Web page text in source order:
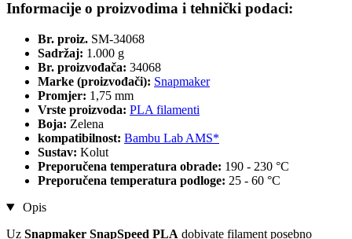
Informacije o proizvodima i tehnički podaci:
Br. proiz. SM-34068
Sadržaj: 1.000 g
Br. proizvođača: 34068
Marke (proizvođači): Snapmaker
Promjer: 1,75 mm
Vrste proizvoda: PLA filamenti
Boja: Zelena
kompatibilnost: Bambu Lab AMS*
Sustav: Kolut
Preporučena temperatura obrade: 190 - 230 °C
Preporučena temperatura podloge: 25 - 60 °C
Opis
Uz Snapmaker SnapSpeed PLA dobivate filament posebno